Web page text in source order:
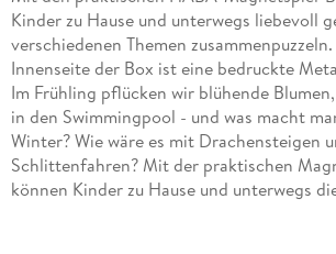
Kinder zu Hause und unterwegs liebevoll
verschiedenen Themen
Innenseite der Box ist eine bedruckte
Im Frühling pflücken wir blühende
in den Swimmingpool - und was macht
Winter? Wie wäre es mit Drachensteigen
Schlittenfahren? Mit der praktischen
können Kinder zu Hause und unterwegs